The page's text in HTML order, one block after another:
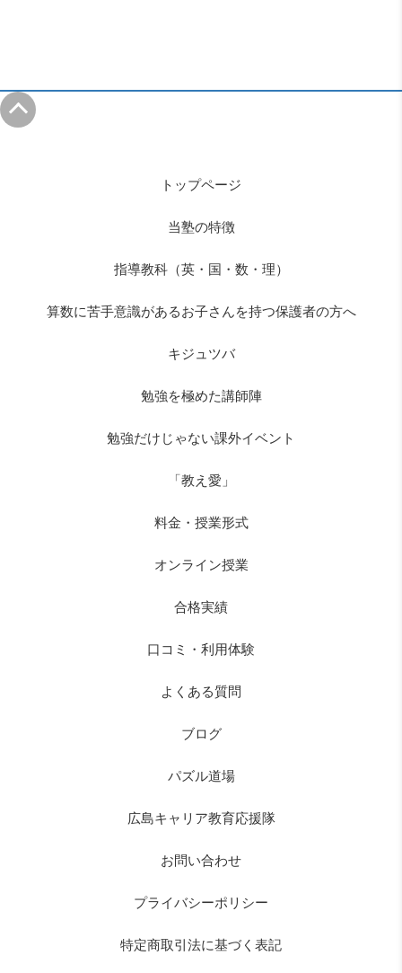
トップページ
当塾の特徴
指導教科（英・国・数・理）
算数に苦手意識があるお子さんを持つ保護者の方へ
キジュツバ
勉強を極めた講師陣
勉強だけじゃない課外イベント
「教え愛」
料金・授業形式
オンライン授業
合格実績
口コミ・利用体験
よくある質問
ブログ
パズル道場
広島キャリア教育応援隊
お問い合わせ
プライバシーポリシー
特定商取引法に基づく表記